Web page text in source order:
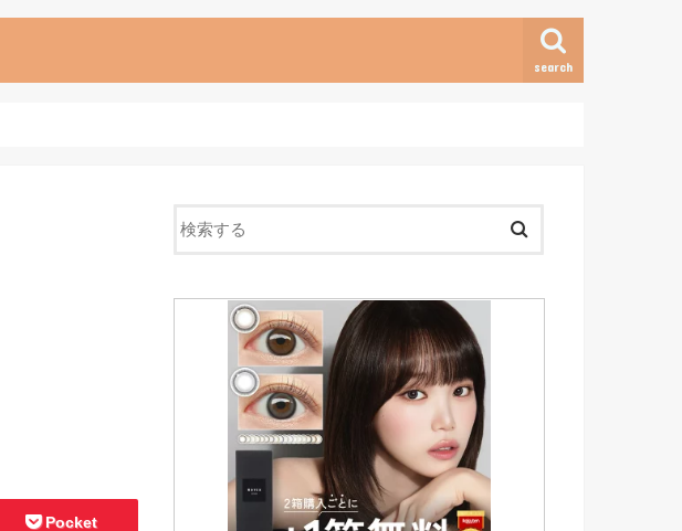
search
Pocket